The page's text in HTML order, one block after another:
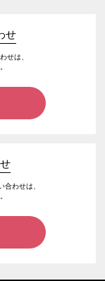
せ
せは、
わせは、